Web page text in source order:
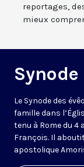
reportages,
mieux
Le Synode des
famille dans
tenu à Rome du 4
François. Il
apostolique